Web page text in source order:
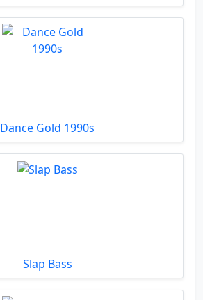
Dance Gold 1990s
Slap Bass